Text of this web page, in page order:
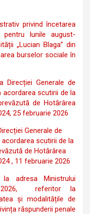
privind încetarea
lunile august-
„Lucian Blaga” din
burselor sociale în
Direcției Generale de
acordarea scutirii de la
de Hotărârea
25 februarie 2026
Generale de
scutirii de la
de Hotărârea
, 11 februarie 2026
la adresa Ministrului
referitor la
și modalitățile de
răspunderii penale